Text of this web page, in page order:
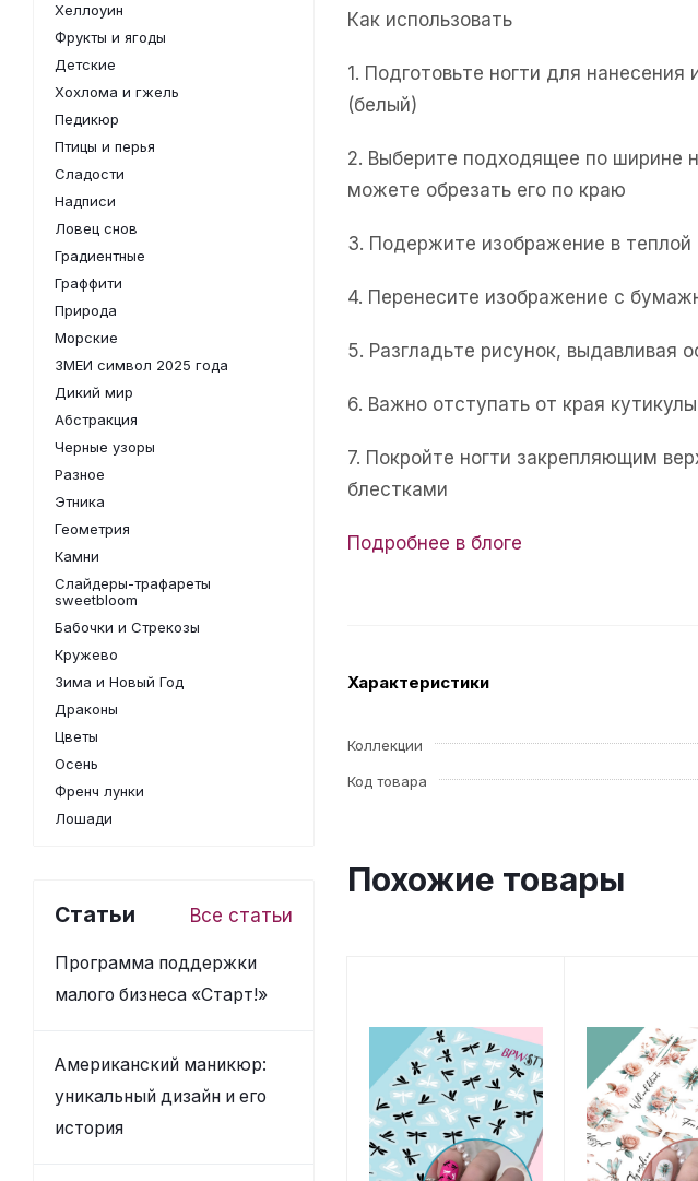
Как использовать
1. Подготовьте ногти для
(белый)
2. Выберите подходящее по ширине
можете обрезать его по краю
3. Подержите изображение в
4. Перенесите изображение с
5. Разгладьте рисунок, выдавливая
6. Важно отступать от края
7. Покройте ногти закрепляющим
блестками
Подробнее в блоге
Характеристики
Коллекции
Код товара
Похожие товары
Хеллоуин
Фрукты и ягоды
Детские
Хохлома и гжель
Педикюр
Птицы и перья
Сладости
Надписи
Ловец снов
Градиентные
Граффити
Природа
Морские
ЗМЕИ символ 2025 года
Дикий мир
Абстракция
Черные узоры
Разное
Этника
Геометрия
Камни
Слайдеры-трафареты
sweetbloom
Бабочки и Стрекозы
Кружево
Зима и Новый Год
Драконы
Цветы
Осень
Френч лунки
Лошади
Статьи Все статьи
Программа поддержки
малого бизнеса «Старт!»
Американский маникюр:
уникальный дизайн и его
история